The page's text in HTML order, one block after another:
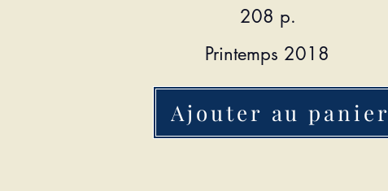
208 p.
Printemps 2018
Ajouter au panier